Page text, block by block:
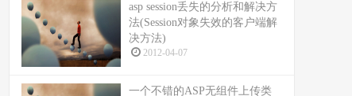
asp session丢失的分析和解决方
法(Session对象失效的客户端解
决方法)
2012-04-07
一个不错的ASP无组件上传类